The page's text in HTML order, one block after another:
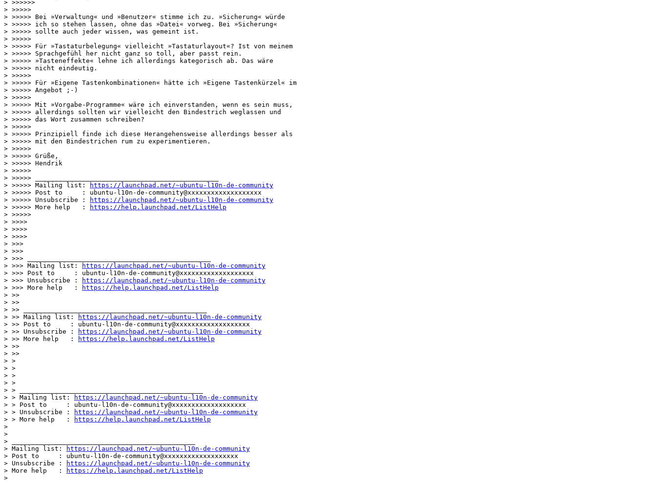
> >>>>>>
> >>>>>
> >>>>> Bei »Verwaltung« und »Benutzer« stimme ich zu. »Sicherung« würde
> >>>>> ich so stehen lassen, ohne das »Datei« vorweg. Bei »Sicherung«
> >>>>> sollte auch jeder wissen, was gemeint ist.
> >>>>>
> >>>>> Für »Tastaturbelegung« vielleicht »Tastaturlayout«? Ist von meinem
> >>>>> Sprachgefühl her nicht ganz so toll, aber passt rein.
> >>>>> »Tasteneffekte« lehne ich allerdings kategorisch ab. Das wäre
> >>>>> nicht eindeutig.
> >>>>>
> >>>>> Für »Eigene Tastenkombinationen« hätte ich »Eigene Tastenkürzel« im
> >>>>> Angebot ;-)
> >>>>>
> >>>>> Mit »Vorgabe-Programme« wäre ich einverstanden, wenn es sein muss,
> >>>>> allerdings sollten wir vielleicht den Bindestrich weglassen und
> >>>>> das Wort zusammen schreiben?
> >>>>>
> >>>>> Prinzipiell finde ich diese Herangehensweise allerdings besser als
> >>>>> mit den Bindestrichen rum zu experimentieren.
> >>>>>
> >>>>> Grüße,
> >>>>> Hendrik
> >>>>>
> >>>>> _______________________________________________
> >>>>> Mailing list:
https://launchpad.net/~ubuntu-l10n-de-community
> >>>>> Post to     : ubuntu-l10n-de-community@xxxxxxxxxxxxxxxxxxx
> >>>>> Unsubscribe :
https://launchpad.net/~ubuntu-l10n-de-community
> >>>>> More help   :
https://help.launchpad.net/ListHelp
> >>>>>
> >>>>
> >>>>
> >>>>
> >>>
> >>>
> >>> _______________________________________________
> >>> Mailing list:
https://launchpad.net/~ubuntu-l10n-de-community
> >>> Post to     : ubuntu-l10n-de-community@xxxxxxxxxxxxxxxxxxx
> >>> Unsubscribe :
https://launchpad.net/~ubuntu-l10n-de-community
> >>> More help   :
https://help.launchpad.net/ListHelp
> >>
> >>
> >> _______________________________________________
> >> Mailing list:
https://launchpad.net/~ubuntu-l10n-de-community
> >> Post to     : ubuntu-l10n-de-community@xxxxxxxxxxxxxxxxxxx
> >> Unsubscribe :
https://launchpad.net/~ubuntu-l10n-de-community
> >> More help   :
https://help.launchpad.net/ListHelp
> >>
> >>
> >
> >
> >
> >
> > _______________________________________________
> > Mailing list:
https://launchpad.net/~ubuntu-l10n-de-community
> > Post to     : ubuntu-l10n-de-community@xxxxxxxxxxxxxxxxxxx
> > Unsubscribe :
https://launchpad.net/~ubuntu-l10n-de-community
> > More help   :
https://help.launchpad.net/ListHelp
>
>
> _______________________________________________
> Mailing list:
https://launchpad.net/~ubuntu-l10n-de-community
> Post to     : ubuntu-l10n-de-community@xxxxxxxxxxxxxxxxxxx
> Unsubscribe :
https://launchpad.net/~ubuntu-l10n-de-community
> More help   :
https://help.launchpad.net/ListHelp
>